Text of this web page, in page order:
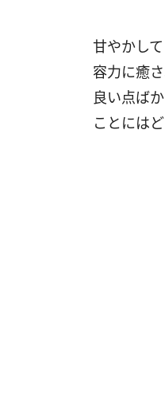
甘やかし
容力に癒
良い点ば
ことには